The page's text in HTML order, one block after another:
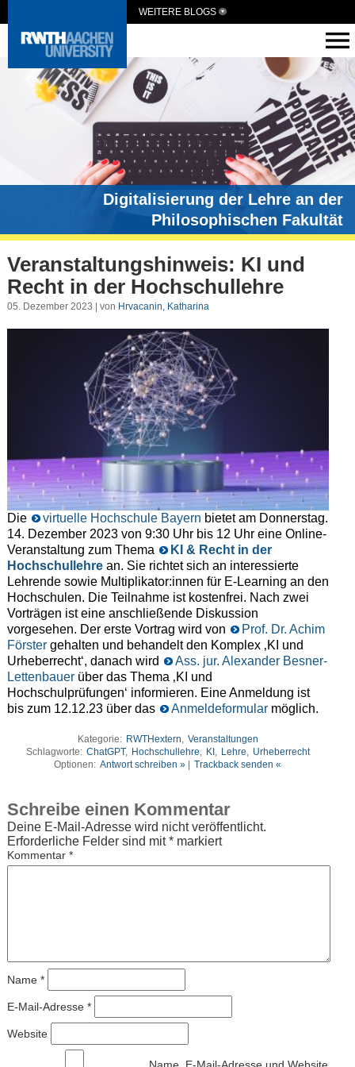
WEITERE BLOGS
Digitalisierung der Lehre an der
Philosophischen Fakultät
Veranstaltungshinweis: KI und
Recht in der Hochschullehre
05. Dezember 2023 | von Hrvacanin, Katharina
Die virtuelle Hochschule Bayern bietet am Donnerstag.
14. Dezember 2023 von 9:30 Uhr bis 12 Uhr eine Online-
Veranstaltung zum Thema
KI & Recht in der
Hochschullehrean. Sie richtet sich an interessierte
Lehrende sowie Multiplikator:innen für E-Learning an den
Hochschulen. Die Teilnahme ist kostenfrei. Nach zwei
Vorträgen ist eine anschließende Diskussion
vorgesehen. Der erste Vortrag wird von
Prof. Dr. Achim
Förstergehalten und behandelt den Komplex ‚KI und
Urheberrecht‘, danach wird
Ass. jur. Alexander Besner-
Lettenbauerüber das Thema ‚KI und
Hochschulprüfungen‘ informieren. Eine Anmeldung ist
bis zum 12.12.23 über das
Anmeldeformularmöglich.
Kategorie: RWTHextern
Veranstaltungen
Schlagworte: ChatGPT, Hochschullehre KI, Lehre
Urheberrecht
Optionen: Antwort schreiben » | Trackback senden «
Schreibe einen Kommentar
Deine E-Mail-Adresse wird nicht veröffentlicht.
Erforderliche Felder sind mit*markiert
Kommentar *
Name *
E-Mail-Adresse *
Website